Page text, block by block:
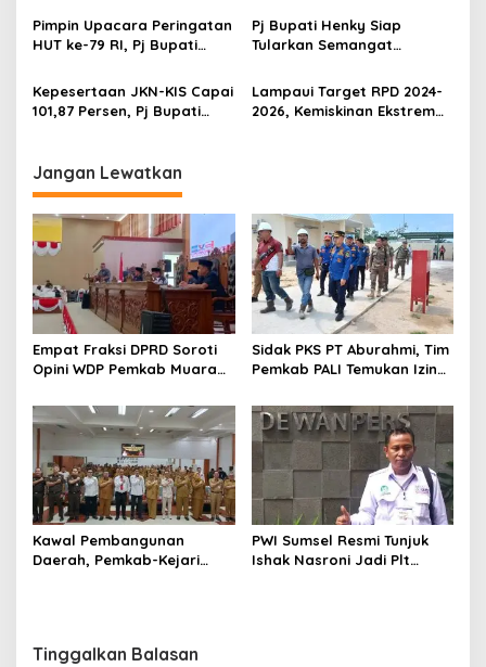
s
Pengundian Nomor Urut
Paslon Pilkada 2024
Pimpin Upacara Peringatan
HUT ke-79 RI, Pj Bupati
Masyarakat Selalu Jaga
Kekompakan
Pj Bupati Henky Siap
Tularkan Semangat
Serasan Sekundang
Kepesertaan JKN-KIS Capai
101,87 Persen, Pj Bupati
Lampaui Target RPD 2024-
2026, Kemiskinan Ekstrem
Jangan Lewatkan
Empat Fraksi DPRD Soroti
Opini WDP Pemkab Muara
Kelola Keuangan
Sidak PKS PT Aburahmi, Tim
Pemkab PALI Temukan Izin
Kawal Pembangunan
Daerah, Pemkab-Kejari
PWI Sumsel Resmi Tunjuk
Ishak Nasroni Jadi Plt
Tinggalkan Balasan